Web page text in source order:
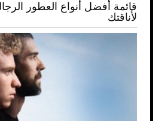
قائمة أفضل أنواع العطور
لأناقتك